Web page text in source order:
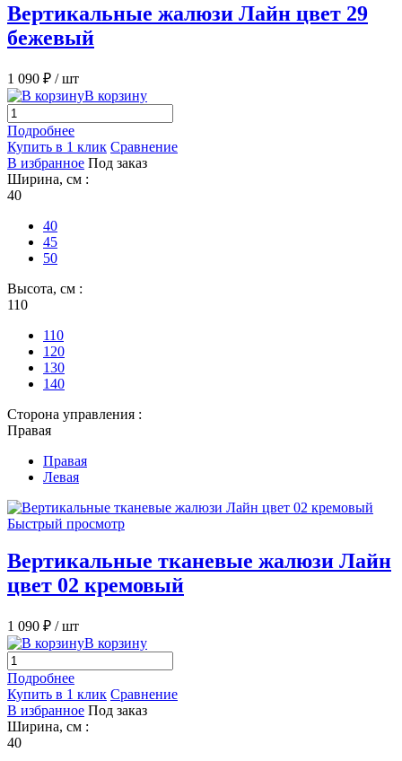
Вертикальные жалюзи Лайн цвет 29
бежевый
1 090 ₽ / шт
В корзину
Подробнее
Купить в 1 клик Сравнение
В избранное Под заказ
Ширина, см :
40
40
45
50
Высота, см :
110
110
120
130
140
Сторона управления :
Правая
Правая
Левая
Быстрый просмотр
Вертикальные тканевые жалюзи Лайн
цвет 02 кремовый
1 090 ₽ / шт
В корзину
Подробнее
Купить в 1 клик Сравнение
В избранное Под заказ
Ширина, см :
40